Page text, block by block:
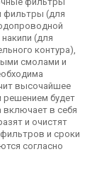
фильтры (для
(для
контура),
смолами и
высочайшее
решением будет
включает в себя
и очистят
и сроки
согласно